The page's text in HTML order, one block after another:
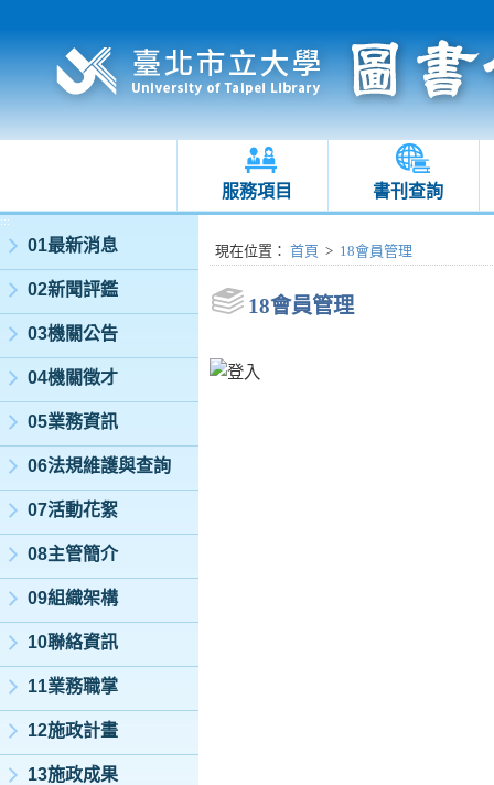
服務項目 書刊查詢
:::
01最新消息
02新聞評鑑
03機關公告
04機關徵才
05業務資訊
06法規維護與查詢
07活動花絮
08主管簡介
09組織架構
10聯絡資訊
11業務職掌
12施政計畫
13施政成果
:::現在位置 ： 首頁 > 18會員管理
18會員管理